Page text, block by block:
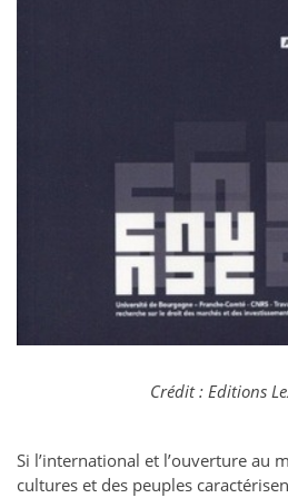
Crédit : Editions
Si l’international et l’ouverture au
cultures et des peuples